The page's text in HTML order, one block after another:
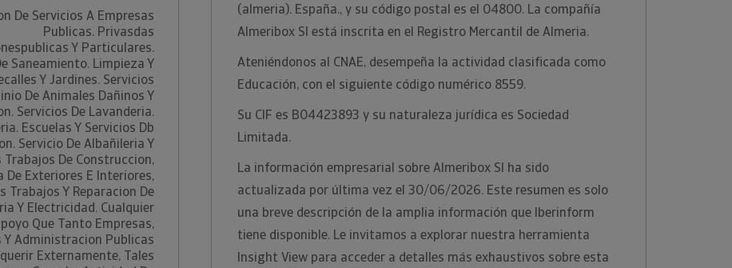
De Servicios A Empresas
Publicas. Privasdas
Y Particulares.
Saneamiento. Limpieza Y
Y Jardines. Servicios
De Animales Dañinos Y
Servicios De Lavanderia.
Escuelas Y Servicios Db
Servicio De Albañileria Y
Trabajos De Construccion,
De Exteriores E Interiores,
Trabajos Y Reparacion De
Y Electricidad. Cualquier
Que Tanto Empresas,
Administracion Publicas
Externamente, Tales
(almeria). España., y su código postal es el 04800. La compañía
Almeribox Sl está inscrita en el Registro Mercantil de Almeria.
Ateniéndonos al CNAE, desempeña la actividad clasificada como
Educación, con el siguiente código numérico 8559.
Su CIF es B04423893 y su naturaleza jurídica es Sociedad
Limitada.
La información empresarial sobre Almeribox Sl ha sido
actualizada por última vez el 30/06/2026. Este resumen es solo
una breve descripción de la amplia información que Iberinform
tiene disponible. Le invitamos a explorar nuestra herramienta
Insight View para acceder a detalles más exhaustivos sobre esta